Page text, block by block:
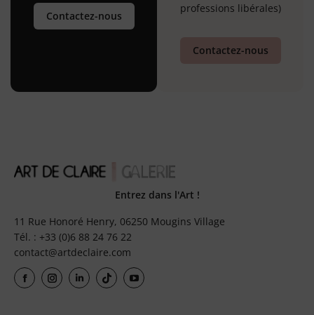
Contactez-nous
professions libérales)
Contactez-nous
Entrez dans l'Art !
11 Rue Honoré Henry, 06250 Mougins Village
Tél. : +33 (0)6 88 24 76 22
contact@artdeclaire.com